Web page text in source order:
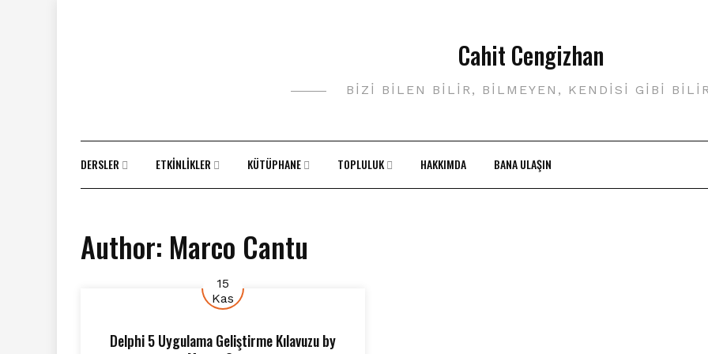
Cahit Cengizhan
BIZI BILEN BILIR, BILMEYEN, KENDISI GIBI
DERSLER ETKINLIKLER KÜTÜPHANE TOPLULUK HAKKIMDA BANA ULAŞIN
Author: Marco Cantu
15
Kas
Delphi 5 Uygulama Geliştirme Kılavuzuby